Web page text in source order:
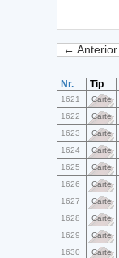
← Anterior
Nr. Tip
1621 Carte
1622 Carte
1623 Carte
1624 Carte
1625 Carte
1626 Carte
1627 Carte
1628 Carte
1629 Carte
1630 Carte